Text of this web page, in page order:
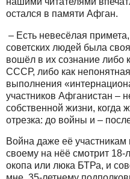
остался в памяти Афган.
– Есть невесёлая
советских людей была
вошёл в их сознание либо
СССР, либо как
выполнения
участников Афганистан –
собственной жизни, когда
отрезка: до войны и –
Война даже её
своему на нёё смотрит 18-
окопа или люка БТРа, и